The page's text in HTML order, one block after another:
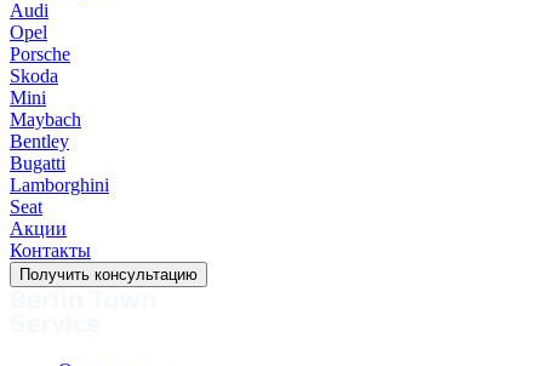
Audi
Opel
Porsche
Skoda
Mini
Maybach
Bentley
Bugatti
Lamborghini
Seat
Акции
Контакты
Получить консультацию